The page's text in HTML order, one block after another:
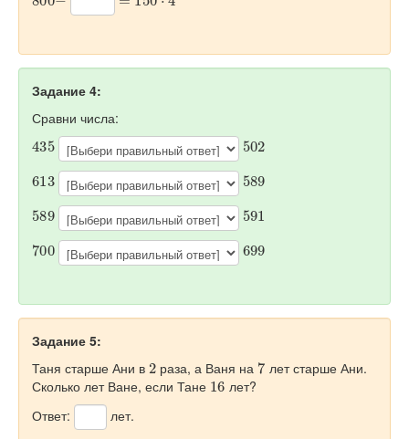
Задание 4:
Сравни числа:
435
502
589
589
591
700
Задание 5:
Таня старше Ани в
раза, а Ваня на
лет старше Ани.
Сколько лет Ване, если Тане 16 лет?
Ответ:
лет.